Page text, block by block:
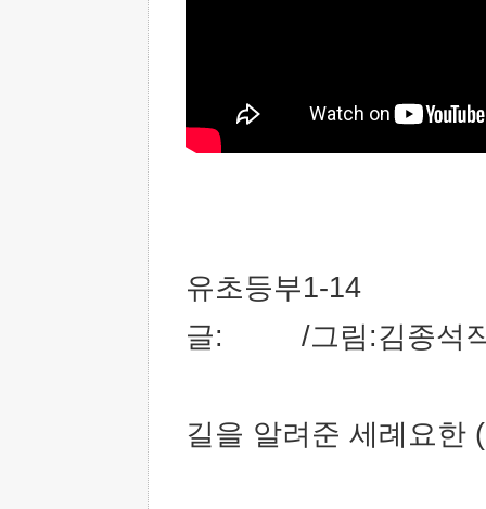
유초등부1-14
글: /그림:김종석작
길을 알려준 세례요한